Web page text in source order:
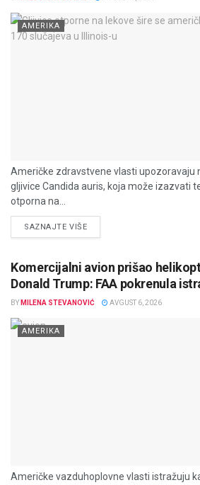
AMERIKA
Američke zdravstvene vlasti upozoravaju
gljivice Candida auris, koja može izazvati
otporna na...
SAZNAJTE VIŠEDETAILS
Komercijalni avion prišao
Donald Trump: FAA pokrenula
BY MILENA STEVANOVIĆ AVGUST 6, 2026
AMERIKA
Američke vazduhoplovne vlasti istražuju